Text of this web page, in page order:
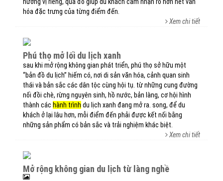
hóa đặc trưng của từng điểm đến.
Xem chi tiết
phú thọ mở lối du lịch xanh
sau khi mở rộng không gian phát triển, phú thọ sở hữu một
“bản đồ du lịch” hiếm có, nơi di sản văn hóa, cảnh quan sinh
thái và bản sắc các dân tộc cùng hội tụ. từ những cung đường
nối đồi chè, rừng nguyên sinh, hồ nước, bản làng, cơ hội hình
thành các hành trình du lịch xanh đang mở ra. song, để du
khách ở lại lâu hơn, mỗi điểm đến phải được kết nối bằng
những sản phẩm có bản sắc và trải nghiệm khác biệt.
Xem chi tiết
mở rộng không gian du lịch từ làng nghề